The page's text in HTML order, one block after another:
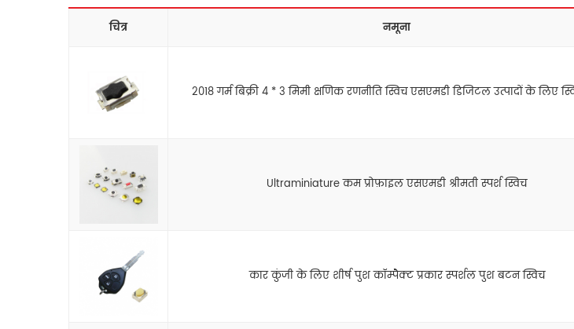
चित्र नमूना
2018 गर्म बिक्री 4 * 3 मिमी क्षणिक रणनीति स्विच एसएमडी डिजिटल उत्पादों के लिए
Ultraminiature कम प्रोफ़ाइल एसएमडी श्रीमती स्पर्श स्विच
कार कुंजी के लिए शीर्ष पुश कॉम्पैक्ट प्रकार स्पर्शल पुश बटन स्विच